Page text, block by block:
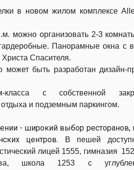
в новом жилом комплексе
можно организовать 2-3
Панорамные окна с
Спасителя.
быть разработан дизайн-
класса с собственной
и подземным паркингом.
- широкий выбор ресторанов,
центров.
В пешей
лицей 1555, гимназия
школа 1253 с